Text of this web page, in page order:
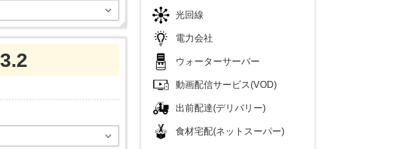
3.2
光回線
電力会社
ウォーターサーバー
動画配信サービス(VOD)
出前配達(デリバリー)
食材宅配(ネットスーパー)